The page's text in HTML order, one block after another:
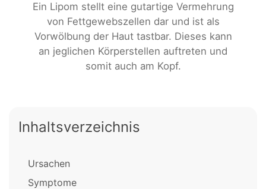
Ein Lipom stellt eine gutartige Vermehrung
von Fettgewebszellen dar und ist als
Vorwölbung der Haut tastbar. Dieses kann
an jeglichen Körperstellen auftreten und
somit auch am Kopf.
Inhaltsverzeichnis
Ursachen
Symptome